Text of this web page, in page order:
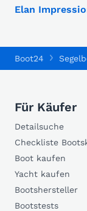
Elan
Boot24
Für Käufer
Detailsuche
Checkliste
Boot kaufen
Yacht kaufen
Bootshersteller
Bootstests